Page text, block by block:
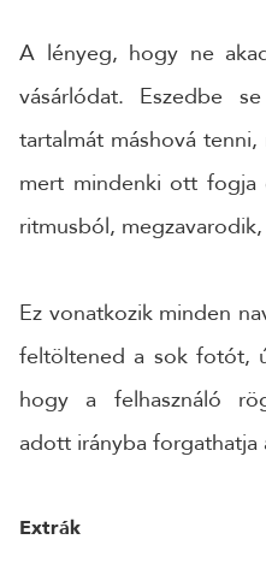
A lényeg, hogy ne
vásárlódat. Eszedbe
tartalmát máshová
mert mindenki ott fogja
ritmusból,
Ez vonatkozik minden
feltöltened a sok fotót,
hogy a felhasználó
adott irányba forgathatja
Extrák